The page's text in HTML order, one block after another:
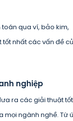
qua ví, bảo kim,
tốt nhất các vấn đề
nghiệp
ra các giải thuật tốt
mọi ngành nghề. Từ